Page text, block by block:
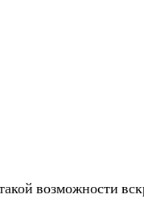
возможности